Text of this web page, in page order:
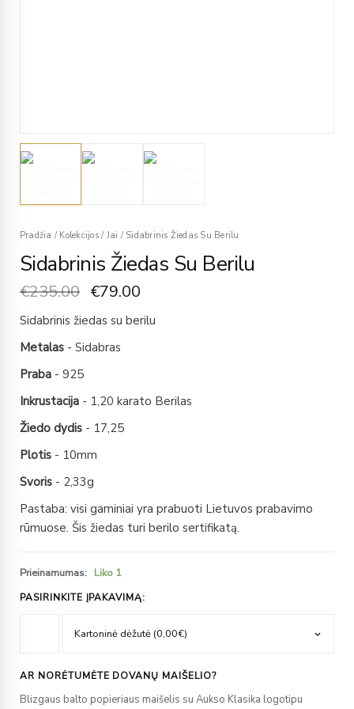
Pradžia / Kolekcijos / Jai /Sidabrinis Žiedas Su Berilu
Sidabrinis Žiedas Su Berilu
€235.00 €79.00
Sidabrinis žiedas su berilu
Metalas - Sidabras
Praba - 925
Inkrustacija - 1,20 karato Berilas
Žiedo dydis - 17,25
Plotis - 10mm
Svoris - 2,33g
Pastaba: visi gaminiai yra prabuoti Lietuvos prabavimo
rūmuose. Šis žiedas turi berilo sertifikatą.
Prieinamumas: Liko 1
PASIRINKITE ĮPAKAVIMĄ:
AR NORĖTUMĖTE DOVANŲ MAIŠELIO?
Blizgaus balto popieriaus maišelis su Aukso Klasika logotipu